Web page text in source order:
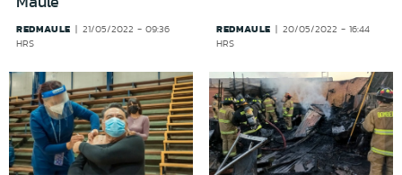
REDMAULE
21/05/2022 - 09:36
HRS
REDMAULE
20/05/2022 - 16:44
HRS